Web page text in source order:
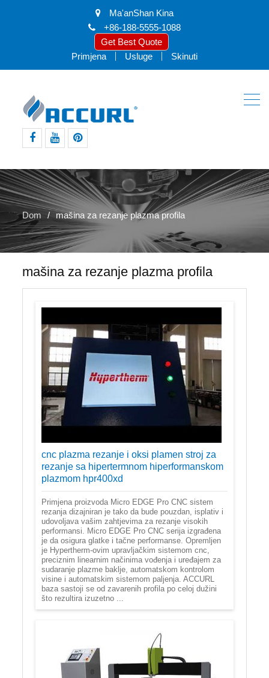
Ma'anShan Kina
+86-188-5555-1088
Get Best Quote
Primjena
Usluge Skinuti
Dom mašina za rezanje plazma profila
mašina za rezanje plazma profila
cnc plazma rezanje i oksi plamen stroj za
rezanje sa hipertermnom hiperformanskom
plazmom hpr400xd
Primjena proizvoda Micro EDGE Pro CNC sistem
rezanja dizajniran je tako da bude pouzdan, isplativ i
udovoljava vašim zahtjevima za rezanje visokih
performansi. Micro EDGE Pro CNC serija izgrađena
je da osigura glatke i tačne performanse. Opremljen
je Hypertherm-ovim upravljačkim sistemom cnc,
preciznim linearnim načinima vođenja i uređajem za
sudaranje plazme baklje, automatskom kontrolom
visine i automatskim sistemom paljenja. ACCURL
baza sastoji se od zavarenih profila po celoj dužini
što rezultira izuzetno ...